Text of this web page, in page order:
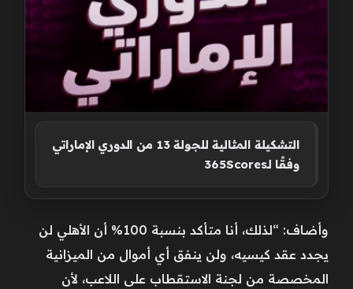
التشكيلة المثالية للجولة 13 من الدوري الإماراتي
وفقًا لـ365Scores
وأضاف: “لذلك، أنا متأكد بنسبة 100% أن الأهلي لن
يجدد عقد كيسيه، ولن ينفق أي أموال من الميزانية
المخصصة من لجنة الاستقطاب على اللاعب، لأن